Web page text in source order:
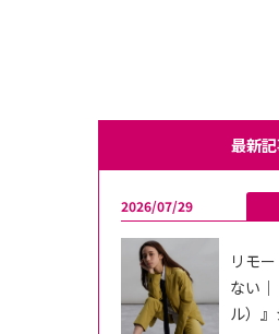
最新
2026/07/29
リモ
ない
ル）